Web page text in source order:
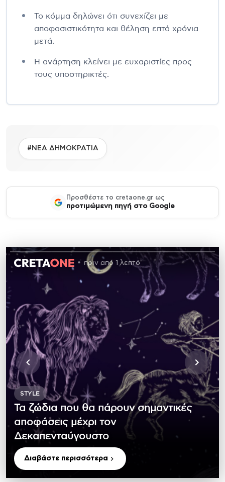
Το κόμμα δηλώνει ότι συνεχίζει με
αποφασιστικότητα και θέληση επτά χρόνια
μετά.
Η ανάρτηση κλείνει με ευχαριστίες προς
τους υποστηρικτές.
#ΝΕΑ ΔΗΜΟΚΡΑΤΙΑ
Προσθέστε το cretaone.gr ως
προτιμώμενη πηγή στο Google
πριν από 1 λεπτό
STYLE
Τα ζώδια που θα πάρουν σημαντικές
αποφάσεις μέχρι τον
Δεκαπενταύγουστο
Διαβάστε περισσότερα